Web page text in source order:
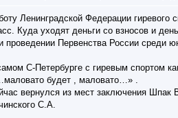
Ленинградской Федерации
Куда уходят деньги со взносов и
проведении Первенства России среди
С-Петербурге с гиревым спортом
будет , маловато…» .
вернулся из мест заключения Шпак
С.А.